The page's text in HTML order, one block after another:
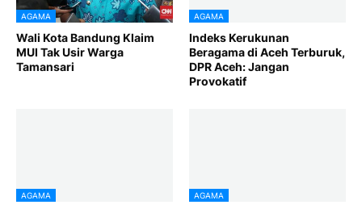
AGAMA
Wali Kota Bandung Klaim
MUI Tak Usir Warga
Tamansari
AGAMA
Indeks Kerukunan
Beragama di Aceh Terburuk,
DPR Aceh: Jangan
Provokatif
AGAMA AGAMA